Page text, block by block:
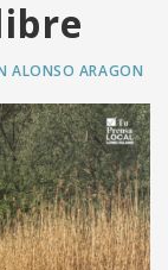
ALONSO ARAGON